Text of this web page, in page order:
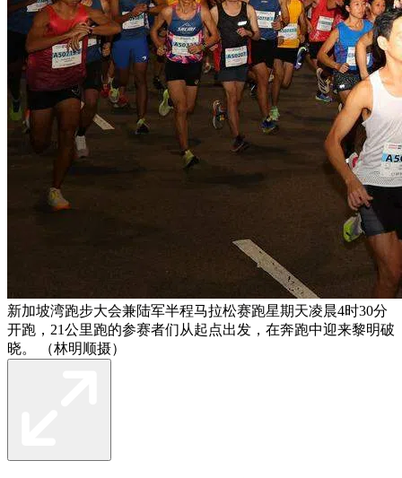
新加坡湾跑步大会兼陆军半程马拉松赛跑星期天凌晨4时30分
开跑，21公里跑的参赛者们从起点出发，在奔跑中迎来黎明破
晓。 （林明顺摄）